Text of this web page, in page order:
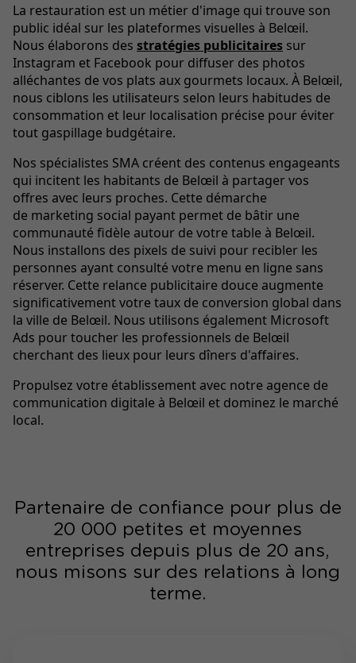
La restauration est un métier d'image qui trouve son
public idéal sur les plateformes visuelles à Belœil.
Nous élaborons des stratégies publicitaires sur
Instagram et Facebook pour diffuser des photos
alléchantes de vos plats aux gourmets locaux. À Belœil,
nous ciblons les utilisateurs selon leurs habitudes de
consommation et leur localisation précise pour éviter
tout gaspillage budgétaire.
Nos spécialistes SMA créent des contenus engageants
qui incitent les habitants de Belœil à partager vos
offres avec leurs proches. Cette démarche
de marketing social payant permet de bâtir une
communauté fidèle autour de votre table à Belœil.
Nous installons des pixels de suivi pour recibler les
personnes ayant consulté votre menu en ligne sans
réserver. Cette relance publicitaire douce augmente
significativement votre taux de conversion global dans
la ville de Belœil. Nous utilisons également Microsoft
Ads pour toucher les professionnels de Belœil
cherchant des lieux pour leurs dîners d'affaires.
Propulsez votre établissement avec notre agence de
communication digitale à Belœil et dominez le marché
local.
Partenaire de confiance pour plus de
20 000 petites et moyennes
entreprises depuis plus de 20 ans,
nous misons sur des relations à long
terme.